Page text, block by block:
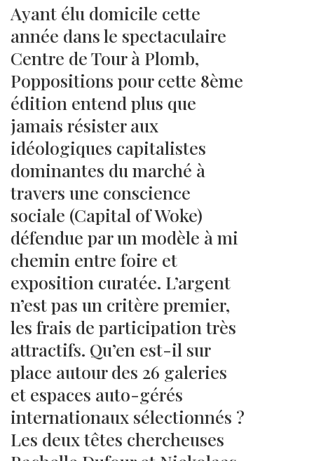
Ayant élu domicile cette
année dans le spectaculaire
Centre de Tour à Plomb,
Poppositions pour cette 8ème
édition entend plus que
jamais résister aux
idéologiques capitalistes
dominantes du marché à
travers une conscience
sociale (Capital of Woke)
défendue par un modèle à mi
chemin entre foire et
exposition curatée. L’argent
n’est pas un critère premier,
les frais de participation très
attractifs. Qu’en est-il sur
place autour des 26 galeries
et espaces auto-gérés
internationaux sélectionnés ?
Les deux têtes chercheuses